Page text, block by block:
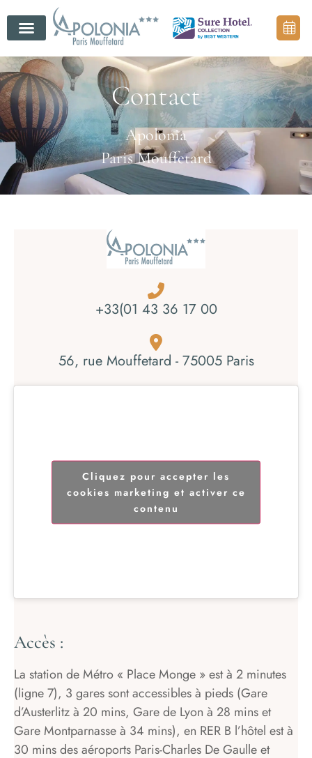
Contact
Apolonia
Paris Mouffetard
+33(01 43 36 17 00
56, rue Mouffetard - 75005 Paris
Cliquez pour accepter les
cookies marketing et activer ce
contenu
Accès :
La station de Métro « Place Monge » est à 2 minutes
(ligne 7), 3 gares sont accessibles à pieds (Gare
d’Austerlitz à 20 mins, Gare de Lyon à 28 mins et
Gare Montparnasse à 34 mins), en RER B l’hôtel est à
30 mins des aéroports Paris-Charles De Gaulle et